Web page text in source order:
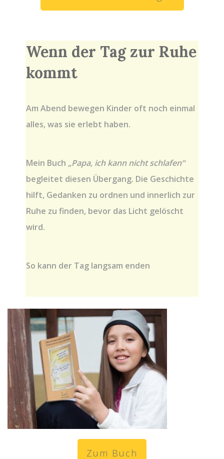
Wenn der Tag zur Ruhe
kommt
Am Abend bewegen Kinder oft noch einmal
alles, was sie erlebt haben.
Mein Buch „Papa, ich kann nicht schlafen“
begleitet diesen Übergang. Die Geschichte
hilft, Gedanken zu ordnen und innerlich zur
Ruhe zu finden, bevor das Licht gelöscht
wird.
So kann der Tag langsam enden
Zum Buch